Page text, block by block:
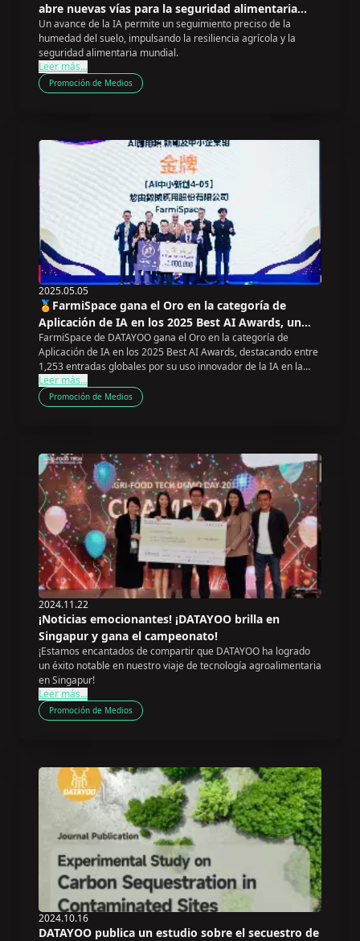
abre nuevas vías para la seguridad alimentaria
mundial
Un avance de la IA permite un seguimiento preciso de la
humedad del suelo, impulsando la resiliencia agrícola y la
seguridad alimentaria mundial.
Leer más...
Promoción de Medios
2025.05.05
🏅FarmiSpace gana el Oro en la categoría de
Aplicación de IA en los 2025 Best AI Awards, un
reconocimiento global a la innovación e impacto
de la IA
FarmiSpace de DATAYOO gana el Oro en la categoría de
Aplicación de IA en los 2025 Best AI Awards, destacando entre
1,253 entradas globales por su uso innovador de la IA en la
agricultura.
Leer más...
Promoción de Medios
2024.11.22
¡Noticias emocionantes! ¡DATAYOO brilla en
Singapur y gana el campeonato!
¡Estamos encantados de compartir que DATAYOO ha logrado
un éxito notable en nuestro viaje de tecnología agroalimentaria
en Singapur!
Leer más...
Promoción de Medios
2024.10.16
DATAYOO publica un estudio sobre el secuestro de